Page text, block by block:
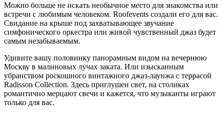
Можно больше не искать необычное место для знакомства или
встречи с любимым человеком. Roofevents создали его для вас.
Свидание на крыше под захватывающее звучание
симфонического оркестра или живой чувственный джаз будет
самым незабываемым.
Удивите вашу половинку панорамным видом на вечернюю
Москву в малиновых лучах заката. Или изысканным
убранством роскошного винтажного джаз-лаунжа с террасой
Radisson Collection. Здесь приглушен свет, на столиках
романтично мерцают свечи и кажется, что музыканты играют
только для вас.